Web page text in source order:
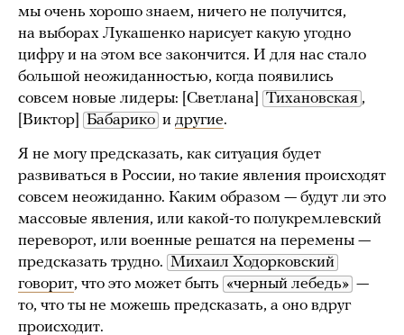
мы очень хорошо знаем, ничего не получится,
на выборах Лукашенко нарисует какую угодно
цифру и на этом все закончится. И для нас стало
большой неожиданностью, когда появились
совсем новые лидеры: [Светлана]
Тихановская ,
[Виктор]
Бабарико и другие.
Я не могу предсказать, как ситуация будет
развиваться в России, но такие явления происходят
совсем неожиданно. Каким образом — будут ли это
массовые явления, или какой-то полукремлевский
переворот, или военные решатся на перемены —
предсказать трудно. Михаил Ходорковский
говорит, что это может быть «черный лебедь» —
то, что ты не можешь предсказать, а оно вдруг
происходит.